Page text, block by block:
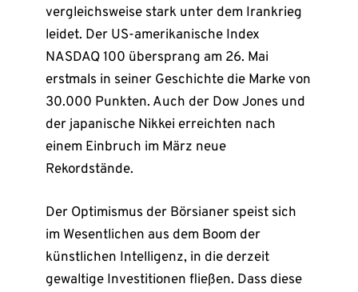
vergleichsweise stark unter dem Irankrieg
leidet. Der US-amerikanische Index
NASDAQ 100 übersprang am 26. Mai
erstmals in seiner Geschichte die Marke von
30.000 Punkten. Auch der Dow Jones und
der japanische Nikkei erreichten nach
einem Einbruch im März neue
Rekordstände.
Der Optimismus der Börsianer speist sich
im Wesentlichen aus dem Boom der
künstlichen Intelligenz, in die derzeit
gewaltige Investitionen fließen. Dass diese